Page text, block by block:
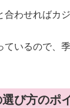
合わせればカ
いるので、
び方のポ